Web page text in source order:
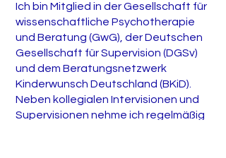
Ich bin Mitglied in der Gesellschaft für
wissenschaftliche Psychotherapie
und Beratung (GwG), der Deutschen
Gesellschaft für Supervision (DGSv)
und dem Beratungsnetzwerk
Kinderwunsch Deutschland (BKiD).
Neben kollegialen Intervisionen und
Supervisionen nehme ich regelmäßig